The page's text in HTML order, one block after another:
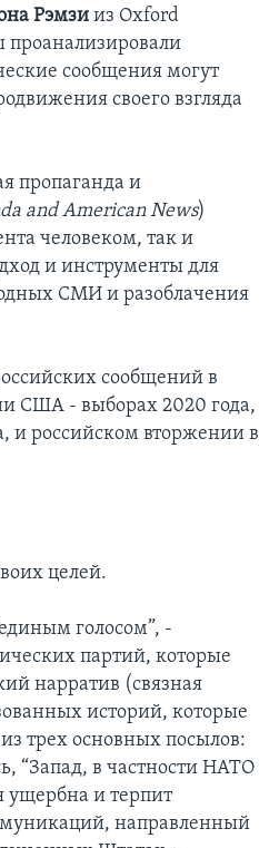
Рэмзи из Oxford
проанализировали
сообщения могут
своего взгляда
пропаганда и
and American News)
человеком, так и
и инструменты для
СМИ и разоблачения
сообщений в
США - выборах 2020 года,
и российском вторжении в
целей.
голосом”, -
партий, которые
нарратив (связная
историй, которые
трех основных посылов:
“Запад, в частности НАТО
ущербна и терпит
направленный